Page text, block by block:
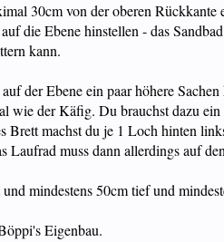
30cm von der oberen
die Ebene hinstellen - das
kann.
der Ebene ein paar höhere
wie der Käfig. Du brauchst dazu
Brett machst du je 1 Loch hinten
Laufrad muss dann allerdings auf
mindestens 50cm tief und
Eigenbau.